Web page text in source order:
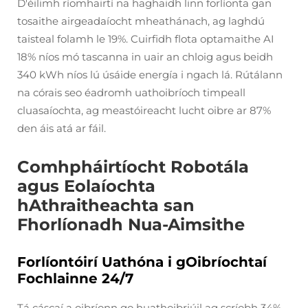
D'éilimh ríomhairtí na haghaidh linn forlíonta gan
tosaithe airgeadaíocht mheathánach, ag laghdú
taisteal folamh le 19%. Cuirfidh flota optamaithe AI
18% níos mó tascanna in uair an chloig agus beidh
340 kWh níos lú úsáide energía i ngach lá. Rútálann
na córais seo éadromh uathoibríoch timpeall
cluasaíochta, ag meastóireacht lucht oibre ar 87%
den áis atá ar fáil.
Comhpháirtíocht Robotála
agus Eolaíochta
hAthraitheachta san
Fhorlíonadh Nua-Aimsithe
Forlíontóirí Uathóna i gOibríochtaí
Fochlainne 24/7